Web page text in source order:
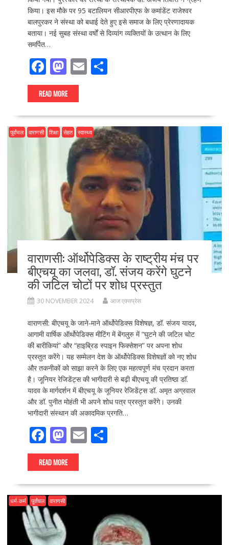
किया। इस मौके पर 95 बटालियन सीआरपीएफ के कमांडेंट राजेश्वर
बालपुरकर ने संस्था को बधाई देते हुए इसे समाज के लिए प्रेरणादायक
बताया। नई सुबह संस्था वर्षों से दिव्यांग व्यक्तियों के उत्थान के लिए
समर्पित…
F
ac
e
b
o
M
as
to
d
o
n
E
l
S
e
READ MORE
पूर्वांचल वाराणसी शिक्षा सेहत स्वास्थ्य
वाराणसी: ऑर्थोपेडिक्स के राष्ट्रीय मंच पर
बीएचयू का जलवा, डॉ. संजय करेंगे घुटने
की जटिल चोटों पर शोध प्रस्तुत
30 NOVEMBER 2024 आज एक्सप्रेस
वाराणसी: बीएचयू के जाने-माने ऑर्थोपेडिक्स विशेषज्ञ, डॉ. संजय यादव,
आगामी वार्षिक ऑर्थोपेडिक्स मीटिंग में बेंगलुरु में “घुटने की जटिल चोट
की बारीकियां” और “हाइब्रिड स्पाइन फिक्सेशन” पर अपना शोध
प्रस्तुत करेंगे। यह सम्मेलन देश के ऑर्थोपेडिक्स विशेषज्ञों को नए शोध
और तकनीकों को साझा करने के लिए एक महत्वपूर्ण मंच प्रदान करता
है। जूनियर रेजिडेंट्स की भागीदारी से बढ़ी बीएचयू की प्रतिष्ठा डॉ.
यादव के मार्गदर्शन में बीएचयू के जूनियर रेजिडेंट्स डॉ. अमृत अग्रवाल
और डॉ. पुनीत मोहंती भी अपने शोध पत्र प्रस्तुत करेंगे। उनकी
भागीदारी संस्थान की अकादमिक प्रगति…
F
ac
e
b
o
o
k
M
as
to
d
o
E
l
S
e
READ MORE
धर्म-कर्म पूर्वांचल वाराणसी